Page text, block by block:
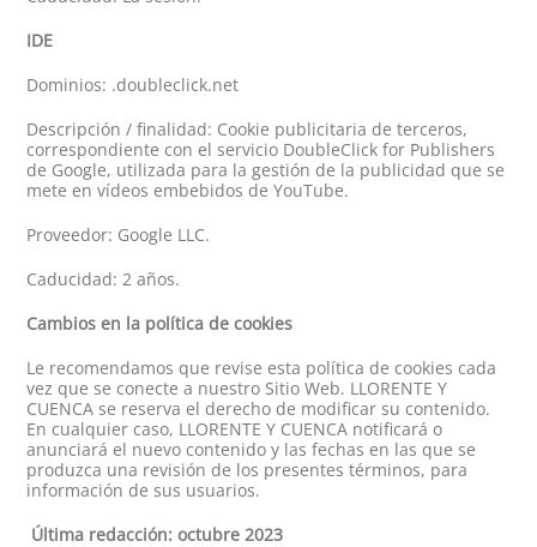
IDE
Dominios: .doubleclick.net
Descripción / finalidad: Cookie publicitaria de terceros,
correspondiente con el servicio DoubleClick for Publishers
de Google, utilizada para la gestión de la publicidad que se
mete en vídeos embebidos de YouTube.
Proveedor: Google LLC.
Caducidad: 2 años.
Cambios en la política de cookies
Le recomendamos que revise esta política de cookies cada
vez que se conecte a nuestro Sitio Web. LLORENTE Y
CUENCA se reserva el derecho de modificar su contenido.
En cualquier caso, LLORENTE Y CUENCA notificará o
anunciará el nuevo contenido y las fechas en las que se
produzca una revisión de los presentes términos, para
información de sus usuarios.
Última redacción: octubre 2023